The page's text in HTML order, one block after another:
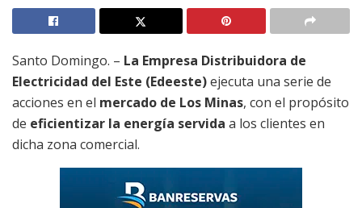
Santo Domingo. – La Empresa Distribuidora de
Electricidad del Este (Edeeste)ejecuta una serie de
acciones en el mercado de Los Minas, con el propósito
de eficientizar la energía servida a los clientes en
dicha zona comercial.